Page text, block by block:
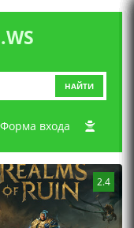
НАЙТИ
Форма входа
2.4